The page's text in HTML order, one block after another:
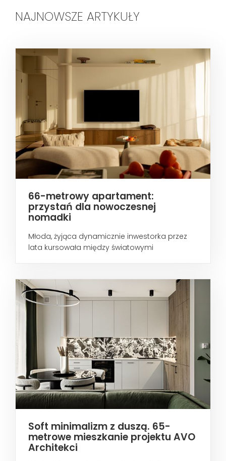
NAJNOWSZE ARTYKUŁY
66-metrowy apartament:
przystań dla nowoczesnej
nomadki
Młoda, żyjąca dynamicznie inwestorka przez
lata kursowała między światowymi
Soft minimalizm z duszą. 65-
metrowe mieszkanie projektu AVO
Architekci